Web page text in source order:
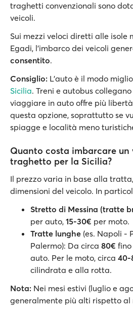
traghetti convenzionali sono
veicoli.
Sui mezzi veloci diretti alle isole
Egadi, l’imbarco dei veicoli
consentito.
Consiglio: L’auto è il modo
Sicilia. Treni e autobus
viaggiare in auto offre più
questa opzione, soprattutto se
spiagge e località meno
Quanto costa imbarcare un
traghetto per la Sicilia?
Il prezzo varia in base alla
dimensioni del veicolo. In
Stretto di Messina (tratte
per auto, 15-30€ per moto.
Tratte lunghe (es. Napoli -
Palermo): Da circa 80€ fino
auto. Per le moto, circa 40-
cilindrata e alla rotta.
Nota: Nei mesi estivi (luglio e
generalmente più alti rispetto al